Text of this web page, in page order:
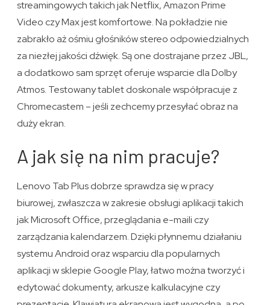
streamingowych takich jak Netflix, Amazon Prime
Video czy Max jest komfortowe. Na pokładzie nie
zabrakło aż ośmiu głośników stereo odpowiedzialnych
za niezłej jakości dźwięk. Są one dostrajane przez JBL,
a dodatkowo sam sprzęt oferuje wsparcie dla Dolby
Atmos. Testowany tablet doskonale współpracuje z
Chromecastem – jeśli zechcemy przesyłać obraz na
duży ekran.
A jak się na nim pracuje?
Lenovo Tab Plus dobrze sprawdza się w pracy
biurowej, zwłaszcza w zakresie obsługi aplikacji takich
jak Microsoft Office, przeglądania e-maili czy
zarządzania kalendarzem. Dzięki płynnemu działaniu
systemu Android oraz wsparciu dla popularnych
aplikacji w sklepie Google Play, łatwo można tworzyć i
edytować dokumenty, arkusze kalkulacyjne czy